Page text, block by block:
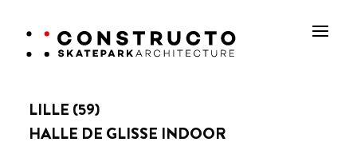
LILLE (59)
HALLE DE GLISSE INDOOR